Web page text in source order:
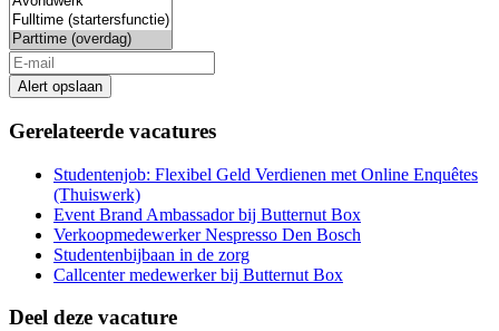
Alert opslaan
Gerelateerde vacatures
Studentenjob: Flexibel Geld Verdienen met Online Enquêtes
(Thuiswerk)
Event Brand Ambassador bij Butternut Box
Verkoopmedewerker Nespresso Den Bosch
Studentenbijbaan in de zorg
Callcenter medewerker bij Butternut Box
Deel deze vacature